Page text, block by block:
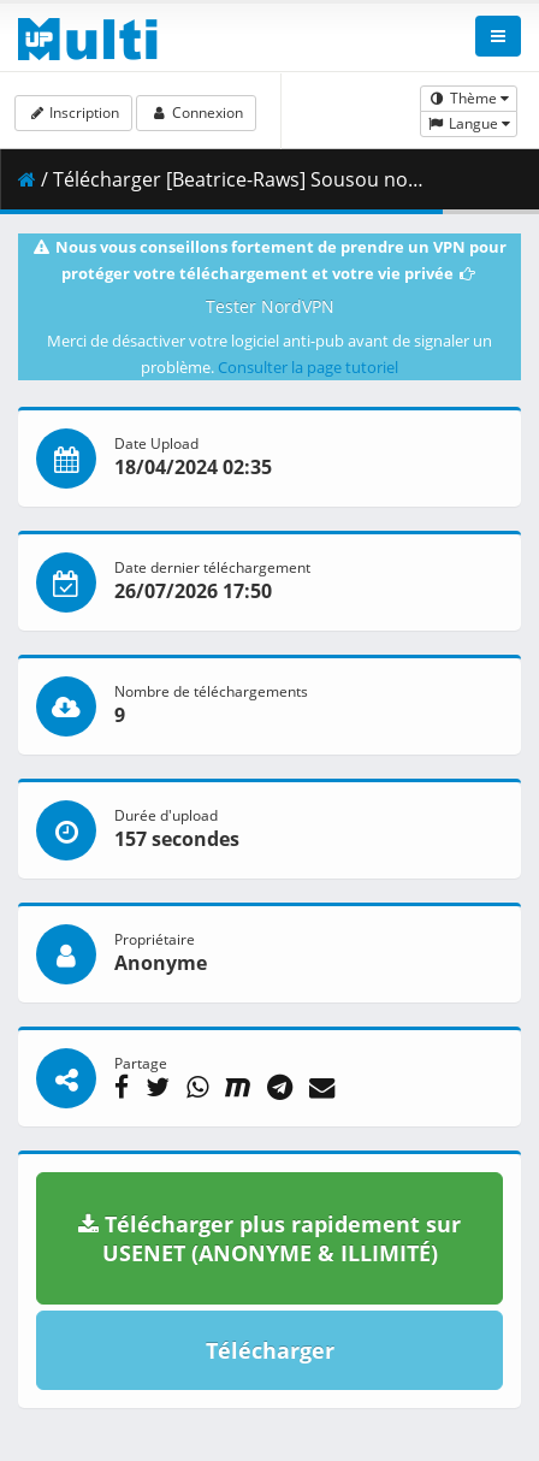
Thème
Langue
Inscription Connexion
/ Télécharger [Beatrice-Raws] Sousou no Frieren 10 [BDRip 1920x1080 HEVC TrueHD].mkv.004 ( 493.67 MB )
Nous vous conseillons fortement de prendre un VPN pour
protéger votre téléchargement et votre vie privée
Tester NordVPN
Merci de désactiver votre logiciel anti-pub avant de signaler un
problème. Consulter la page tutoriel
Date Upload
18/04/2024 02:35
Date dernier téléchargement
26/07/2026 17:50
Nombre de téléchargements
9
Durée d'upload
157 secondes
Propriétaire
Anonyme
Partage
Télécharger plus rapidement sur
USENET (ANONYME & ILLIMITÉ)
Télécharger